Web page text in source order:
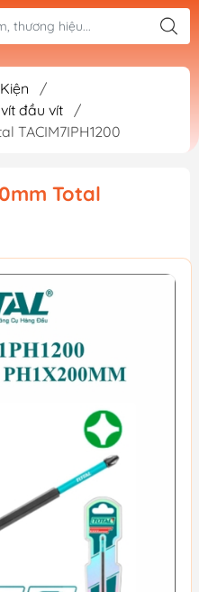
/
đầu vít
/
TACIM7IPH1200
Total